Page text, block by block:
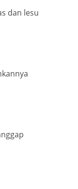
dan lesu